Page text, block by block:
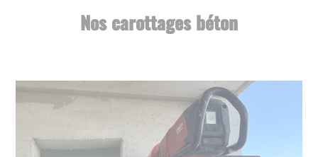
Nos carottages béton